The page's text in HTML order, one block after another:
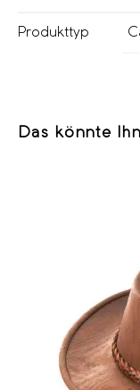
Produkttyp
Das könnte